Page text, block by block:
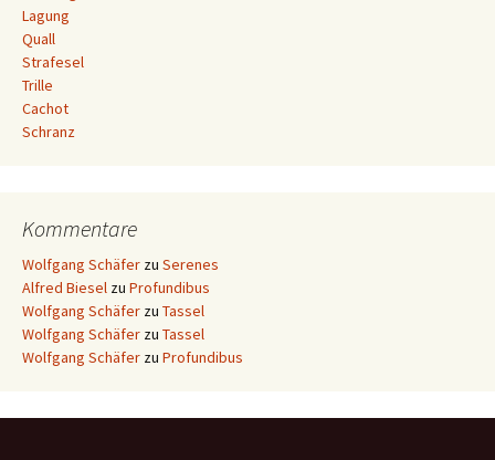
Lagung
Quall
Strafesel
Trille
Cachot
Schranz
Kommentare
Wolfgang Schäfer zu Serenes
Alfred Biesel zu Profundibus
Wolfgang Schäfer zu Tassel
Wolfgang Schäfer zu Tassel
Wolfgang Schäfer zu Profundibus